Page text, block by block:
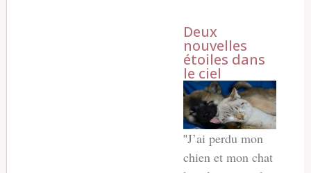
Deux
nouvelles
étoiles dans
le ciel
"J’ai perdu mon
chien et mon chat